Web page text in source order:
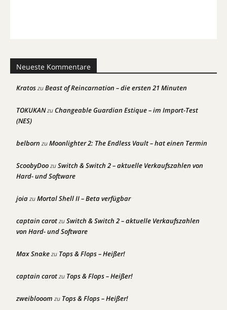
Neueste Kommentare
KratoszuBeast of Reincarnation – die ersten 21 Minuten
TOKUKANzuChangeable Guardian Estique – im Import-Test
(NES)
belborn zuMoonlighter 2: The Endless Vault – hat einen Termin
ScoobyDoozuSwitch & Switch 2 – aktuelle Verkaufszahlen von
Hard- und Software
joiazuMortal Shell II – Beta verfügbar
captain carotzuSwitch & Switch 2 – aktuelle Verkaufszahlen
von Hard- und Software
Max Snakezu Tops & Flops – Heißer!
captain carotzu Tops & Flops – Heißer!
zweiblooom zu Tops & Flops – Heißer!